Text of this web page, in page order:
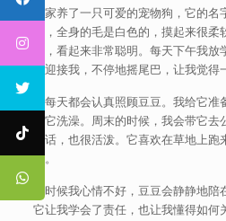
我家养了一只可爱的宠物狗，它的
狗，全身的毛是白色的，摸起来很
睛，看起来非常聪明。每天下午我
口迎接我，不停地摇尾巴，让我觉得
我每天都会认真照顾豆豆。我给它
帮它洗澡。周末的时候，我会带它
听话，也很活泼。它喜欢在草地上
球。
有时候我心情不好，豆豆会静静地陪
它让我学会了责任，也让我懂得如何